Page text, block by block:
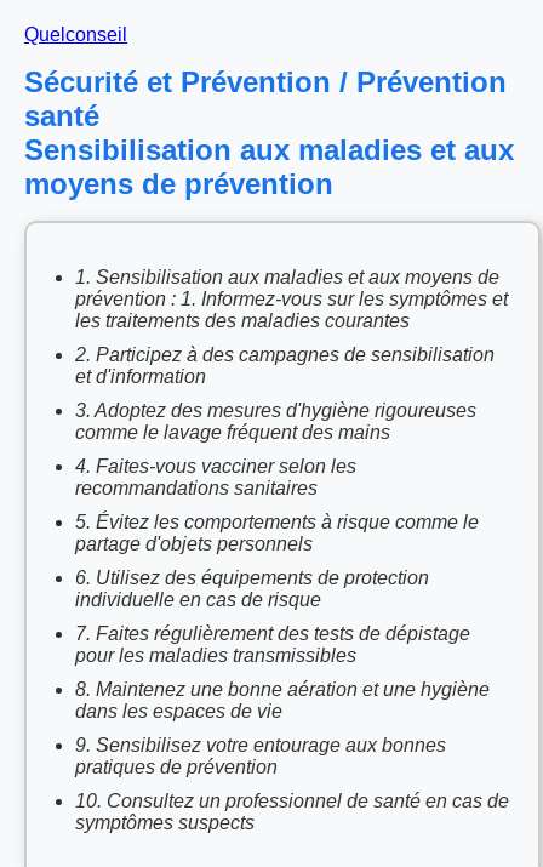
Quelconseil
Sécurité et Prévention / Prévention
santé
Sensibilisation aux maladies et aux
moyens de prévention
1. Sensibilisation aux maladies et aux moyens de
prévention : 1. Informez-vous sur les symptômes et
les traitements des maladies courantes
2. Participez à des campagnes de sensibilisation
et d'information
3. Adoptez des mesures d'hygiène rigoureuses
comme le lavage fréquent des mains
4. Faites-vous vacciner selon les
recommandations sanitaires
5. Évitez les comportements à risque comme le
partage d'objets personnels
6. Utilisez des équipements de protection
individuelle en cas de risque
7. Faites régulièrement des tests de dépistage
pour les maladies transmissibles
8. Maintenez une bonne aération et une hygiène
dans les espaces de vie
9. Sensibilisez votre entourage aux bonnes
pratiques de prévention
10. Consultez un professionnel de santé en cas de
symptômes suspects